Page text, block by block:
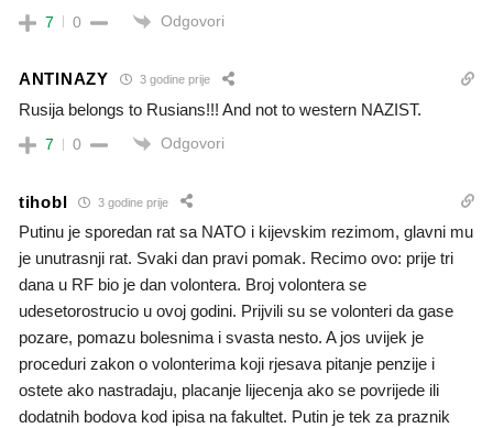
7 0 Odgovori
ANTINAZY 3 godine prije
Rusija belongs to Rusians!!! And not to western NAZIST.
7 0 Odgovori
tihobl 3 godine prije
Putinu je sporedan rat sa NATO i kijevskim rezimom, glavni mu
je unutrasnji rat. Svaki dan pravi pomak. Recimo ovo: prije tri
dana u RF bio je dan volontera. Broj volontera se
udesetorostrucio u ovoj godini. Prijvili su se volonteri da gase
pozare, pomazu bolesnima i svasta nesto. A jos uvijek je
proceduri zakon o volonterima koji rjesava pitanje penzije i
ostete ako nastradaju, placanje lijecenja ako se povrijede ili
dodatnih bodova kod ipisa na fakultet. Putin je tek za praznik